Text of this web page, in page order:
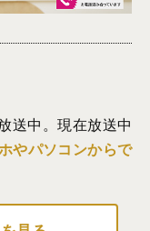
送中。現在放送中
やパソコンからで